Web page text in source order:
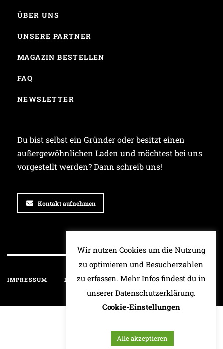
ÜBER UNS
UNSERE PARTNER
MAGAZIN BESTELLEN
FAQ
NEWSLETTER
Du bist selbst ein Gründer oder besitzt einen
außergewöhnlichen Laden und möchtest bei uns
vorgestellt werden? Dann schreib uns!
Kontakt aufnehmen
IMPRESSUM DATENSCHUTZ HAFTUNGSAUSSCHLUSS
Wir nutzen Cookies um die Nutzung
zu optimieren und Besucherzahlen
zu erfassen. Mehr Infos findest du in
unserer Datenschutzerklärung.
Cookie-Einstellungen
Alle akzeptieren